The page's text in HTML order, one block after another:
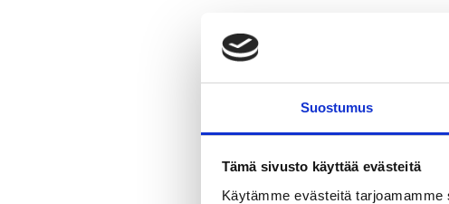
Suostumus
Tämä sivusto käyttää evästeitä
Käytämme evästeitä